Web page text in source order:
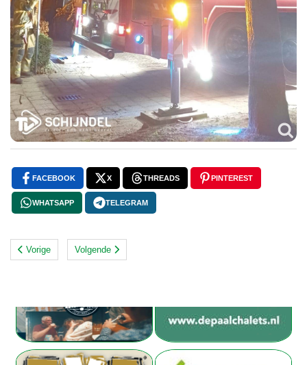
FACEBOOK X THREADS PINTEREST
WHATSAPP TELEGRAM
Vorige Volgende